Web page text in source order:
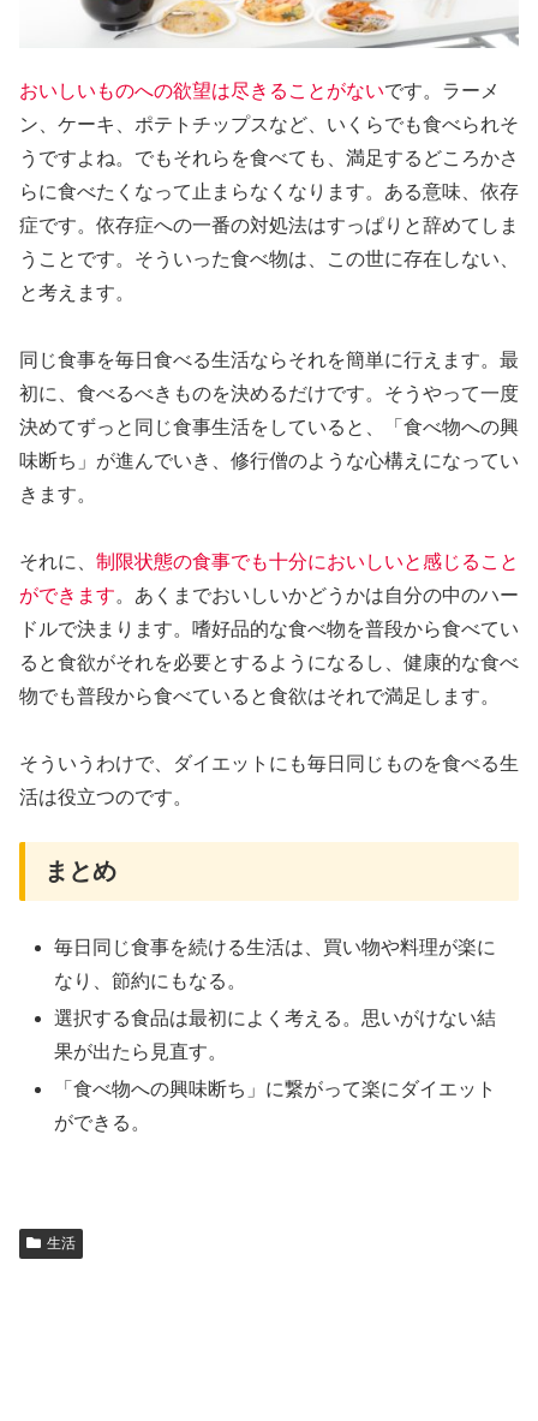
おいしいものへの欲望は尽きることがないです。ラーメ
ン、ケーキ、ポテトチップスなど、いくらでも食べられそ
うですよね。でもそれらを食べても、満足するどころかさ
らに食べたくなって止まらなくなります。ある意味、依存
症です。依存症への一番の対処法はすっぱりと辞めてしま
うことです。そういった食べ物は、この世に存在しない、
と考えます。
同じ食事を毎日食べる生活ならそれを簡単に行えます。最
初に、食べるべきものを決めるだけです。そうやって一度
決めてずっと同じ食事生活をしていると、「食べ物への興
味断ち」が進んでいき、修行僧のような心構えになってい
きます。
それに、 制限状態の食事でも十分においしいと感じること
ができます。あくまでおいしいかどうかは自分の中のハー
ドルで決まります。嗜好品的な食べ物を普段から食べてい
ると食欲がそれを必要とするようになるし、健康的な食べ
物でも普段から食べていると食欲はそれで満足します。
そういうわけで、ダイエットにも毎日同じものを食べる生
活は役立つのです。
まとめ
毎日同じ食事を続ける生活は、買い物や料理が楽に
なり、節約にもなる。
選択する食品は最初によく考える。思いがけない結
果が出たら見直す。
「食べ物への興味断ち」に繋がって楽にダイエット
ができる。
生活